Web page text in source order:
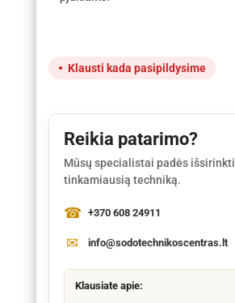
Klausti kada pasipildysime
Reikia patarimo?
Mūsų specialistai padės išsirinkti
tinkamiausią techniką.
+370 608 24911
info@sodotechnikoscentras.lt
Klausiate apie: